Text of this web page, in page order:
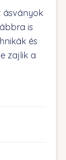
ásványok
is
és
zajlik a